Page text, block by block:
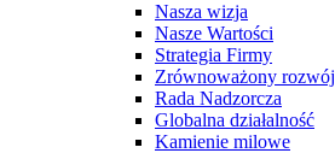
Nasza wizja
Nasze Wartości
Strategia Firmy
Zrównoważony rozwój
Rada Nadzorcza
Globalna działalność
Kamienie milowe